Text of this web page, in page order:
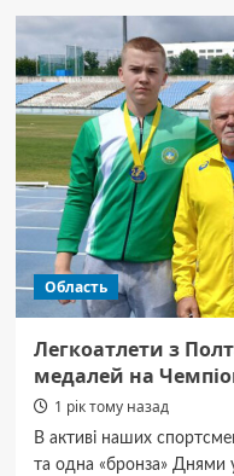
обрали
директорів
для
шести
шкіл
Область
Легкоатлети з
медалей на
1 рік тому назад
В активі наших
та одна «бронза» Днями